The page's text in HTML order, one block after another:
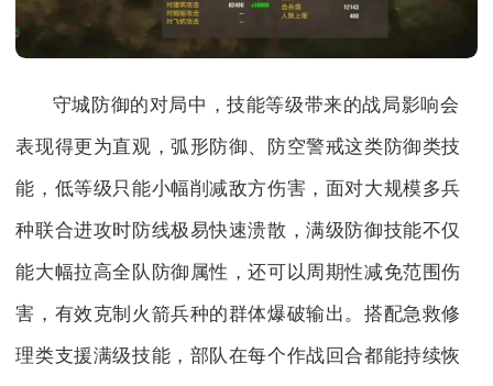
守城防御的对局中，技能等级带来的战局影响会
表现得更为直观，弧形防御、防空警戒这类防御类技
能，低等级只能小幅削减敌方伤害，面对大规模多兵
种联合进攻时防线极易快速溃散，满级防御技能不仅
能大幅拉高全队防御属性，还可以周期性减免范围伤
害，有效克制火箭兵种的群体爆破输出。搭配急救修
理类支援满级技能，部队在每个作战回合都能持续恢